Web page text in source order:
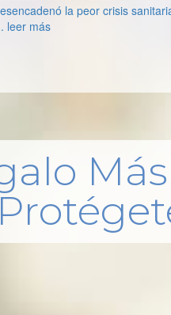
la peor crisis
leer más